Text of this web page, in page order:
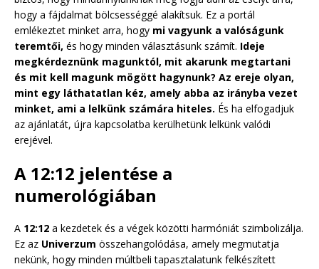
hogy a fájdalmat bölcsességgé alakítsuk. Ez a portál
emlékeztet minket arra, hogy mi vagyunk a valóságunk
teremtői, és hogy minden választásunk számít. Ideje
megkérdeznünk magunktól, mit akarunk megtartani
és mit kell magunk mögött hagynunk? Az ereje olyan,
mint egy láthatatlan kéz, amely abba az irányba vezet
minket, ami a lelkünk számára hiteles. És ha elfogadjuk
az ajánlatát, újra kapcsolatba kerülhetünk lelkünk valódi
erejével.
A 12:12 jelentése a
numerológiában
A 12:12 a kezdetek és a végek közötti harmóniát szimbolizálja.
Ez az Univerzum összehangolódása, amely megmutatja
nekünk, hogy minden múltbeli tapasztalatunk felkészített